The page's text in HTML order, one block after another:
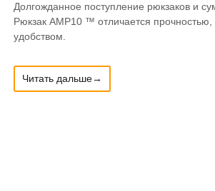
Долгожданное поступление рюкзаков и
Рюкзак AMP10 ™ отличается прочностью,
удобством.
Читать дальше→